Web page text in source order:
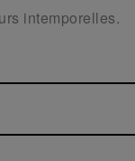
intemporelles.